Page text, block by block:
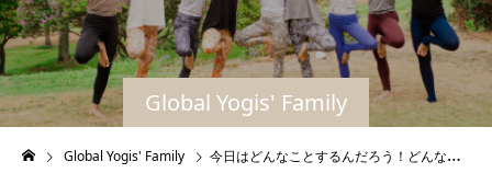
Global Yogis' Family
Global Yogis' Family 今日はどんなことするんだろう！どんな話が出るんだろう！とワクワクに変わって毎週とても楽しみです！